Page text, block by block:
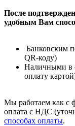
После
удобным Вам
Банковским
QR-коду)
Наличными в
оплату
Мы работаем как с
оплата с НДС
способах оплаты.